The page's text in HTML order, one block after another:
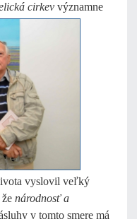
cirkev významne
vyslovil veľký
národnosť a
v tomto smere má